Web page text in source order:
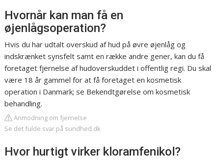
Hvornår kan man få en
øjenlågsoperation?
Hvis du har udtalt overskud af hud på øvre øjenlåg og
indskrænket synsfelt samt en række andre gener, kan du få
foretaget fjernelse af hudoverskuddet i offentlig regi. Du skal
være 18 år gammel for at få foretaget en kosmetisk
operation i Danmark; se Bekendtgørelse om kosmetisk
behandling.
Anmodning om fjernelse
Se det fulde svar på sundhed.dk
Hvor hurtigt virker kloramfenikol?